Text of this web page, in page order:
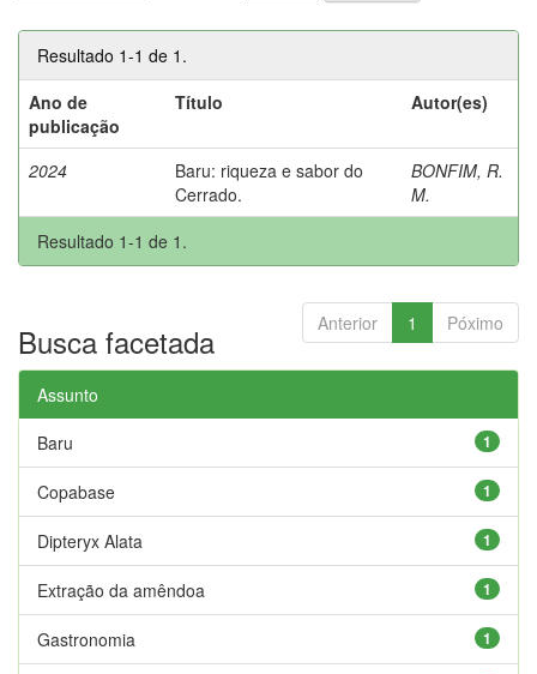
Resultado 1-1 de 1.
Ano de
publicação
Título Autor(es)
2024
Baru: riqueza e sabor do
Cerrado.
BONFIM, R.
M.
Resultado 1-1 de 1.
Anterior 1 Póximo
Busca facetada
Assunto
1
Baru
1
Copabase
1
Dipteryx Alata
1
Extração da amêndoa
1
Gastronomia